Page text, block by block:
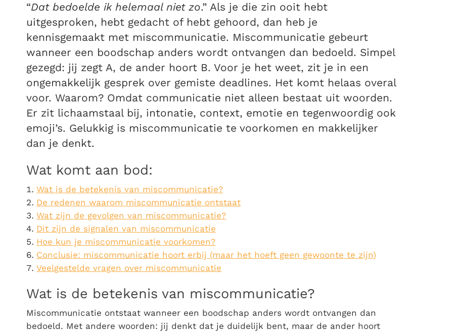
“Dat bedoelde ik helemaal niet zo.” Als je die zin ooit hebt
uitgesproken, hebt gedacht of hebt gehoord, dan heb je
kennisgemaakt met miscommunicatie. Miscommunicatie gebeurt
wanneer een boodschap anders wordt ontvangen dan bedoeld. Simpel
gezegd: jij zegt A, de ander hoort B. Voor je het weet, zit je in een
ongemakkelijk gesprek over gemiste deadlines. Het komt helaas overal
voor. Waarom? Omdat communicatie niet alleen bestaat uit woorden.
Er zit lichaamstaal bij, intonatie, context, emotie en tegenwoordig ook
emoji’s. Gelukkig is miscommunicatie te voorkomen en makkelijker
dan je denkt.
Wat komt aan bod:
Wat is de betekenis van miscommunicatie?
De redenen waarom miscommunicatie ontstaat
Wat zijn de gevolgen van miscommunicatie?
Dit zijn de signalen van miscommunicatie
Hoe kun je miscommunicatie voorkomen?
Conclusie: miscommunicatie hoort erbij (maar het hoeft geen gewoonte te zijn)
Veelgestelde vragen over miscommunicatie
Wat is de betekenis van miscommunicatie?
Miscommunicatie ontstaat wanneer een boodschap anders wordt ontvangen dan
bedoeld. Met andere woorden: jij denkt dat je duidelijk bent, maar de ander hoort